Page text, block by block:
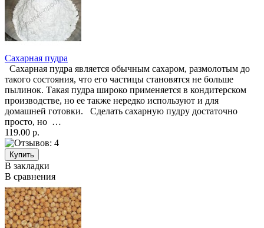
Сахарная пудра
Сахарная пудра является обычным сахаром, размолотым до
такого состояния, что его частицы становятся не больше
пылинок. Такая пудра широко применяется в кондитерском
производстве, но ее также нередко используют и для
домашней готовки. Сделать сахарную пудру достаточно
просто, но …
119.00 р.
В закладки
В сравнения